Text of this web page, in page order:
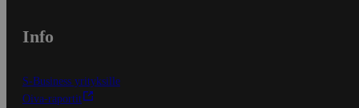
Info
S-Business yrityksille
Oiva-raportit